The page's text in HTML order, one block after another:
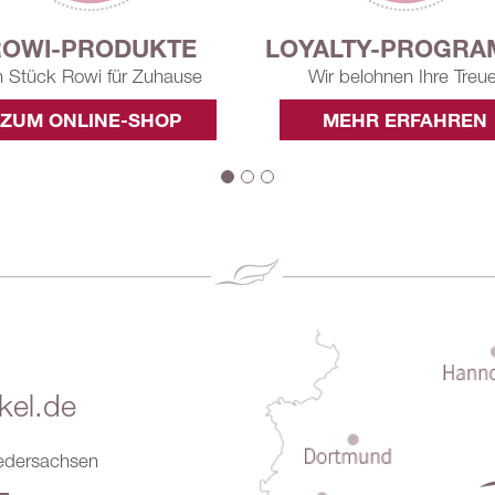
PROGRAMME
belohnen Ihre Treue!
MEHR ERFAHREN
Wir wurden mehrfach
ALLE AUF EINEN